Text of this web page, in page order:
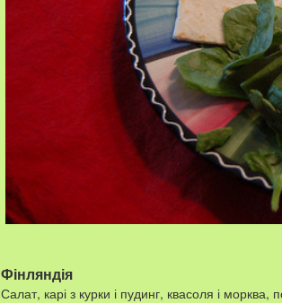
Фінляндія
Салат, карі з курки і пудинг, квасоля і морква,